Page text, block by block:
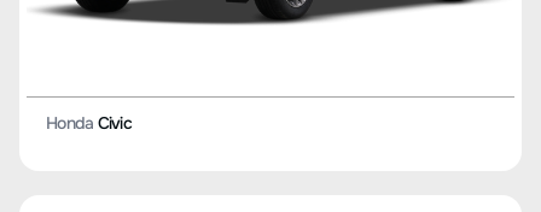
Honda Civic